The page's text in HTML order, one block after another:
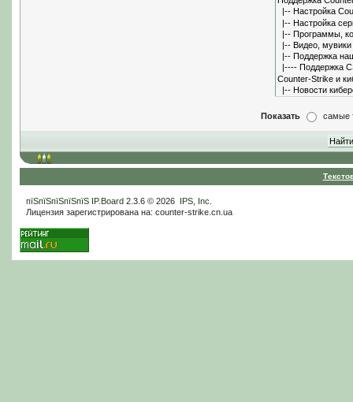
Показать самые
пїЅпїЅпїЅпїЅпїЅ IP.Board2.3.6 © 2026 IPS, Inc
Лицензия зарегистрирована на: counter-strike.cn.ua